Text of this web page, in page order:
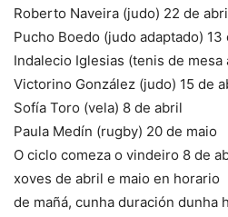
Roberto Naveira (judo) 22 de
Pucho Boedo (judo adaptado) 13
Indalecio Iglesias (tenis de mesa
Victorino González (judo) 15 de
Sofía Toro (vela) 8 de abril
Paula Medín (rugby) 20 de maio
O ciclo comeza o vindeiro 8 de
xoves de abril e maio en horario
de mañá, cunha duración dunha